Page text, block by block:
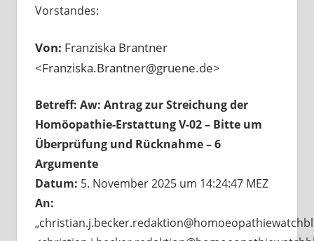
Vorstandes:
Von: Franziska Brantner
<Franziska.Brantner@gruene.de>
Betreff: Aw: Antrag zur Streichung der
Homöopathie-Erstattung V-02 – Bitte um
Überprüfung und Rücknahme – 6
Argumente
Datum: 5. November 2025 um 14:24:47 MEZ
An: